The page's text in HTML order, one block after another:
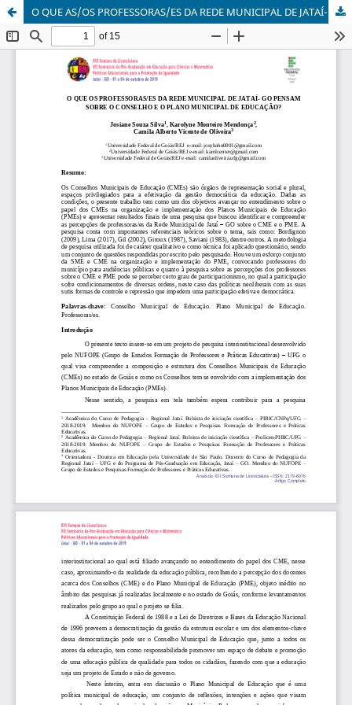
O QUE AS/OS PROFESSORAS/ES DA REDE MUNICIPAL DE JATAÍ- GO PENSAM SOBRE O CONSELHO E O PLANO MUNICIPAL DE EDUCAÇÃO?